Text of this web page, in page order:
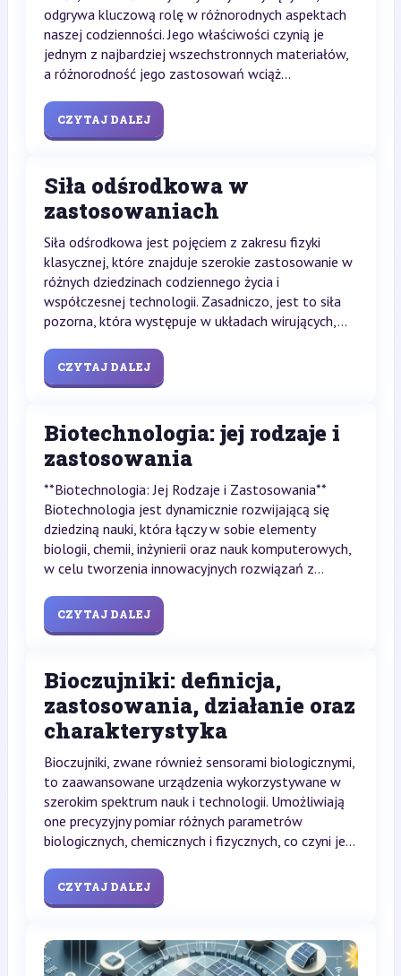
odgrywa kluczową rolę w różnorodnych aspektach
naszej codzienności. Jego właściwości czynią je
jednym z najbardziej wszechstronnych materiałów,
a różnorodność jego zastosowań wciąż...
CZYTAJ DALEJ
Siła odśrodkowa w
zastosowaniach
Siła odśrodkowa jest pojęciem z zakresu fizyki
klasycznej, które znajduje szerokie zastosowanie w
różnych dziedzinach codziennego życia i
współczesnej technologii. Zasadniczo, jest to siła
pozorna, która występuje w układach wirujących,...
CZYTAJ DALEJ
Biotechnologia: jej rodzaje i
zastosowania
**Biotechnologia: Jej Rodzaje i Zastosowania**
Biotechnologia jest dynamicznie rozwijającą się
dziedziną nauki, która łączy w sobie elementy
biologii, chemii, inżynierii oraz nauk komputerowych,
w celu tworzenia innowacyjnych rozwiązań z...
CZYTAJ DALEJ
Bioczujniki: definicja,
zastosowania, działanie oraz
charakterystyka
Bioczujniki, zwane również sensorami biologicznymi,
to zaawansowane urządzenia wykorzystywane w
szerokim spektrum nauk i technologii. Umożliwiają
one precyzyjny pomiar różnych parametrów
biologicznych, chemicznych i fizycznych, co czyni je...
CZYTAJ DALEJ